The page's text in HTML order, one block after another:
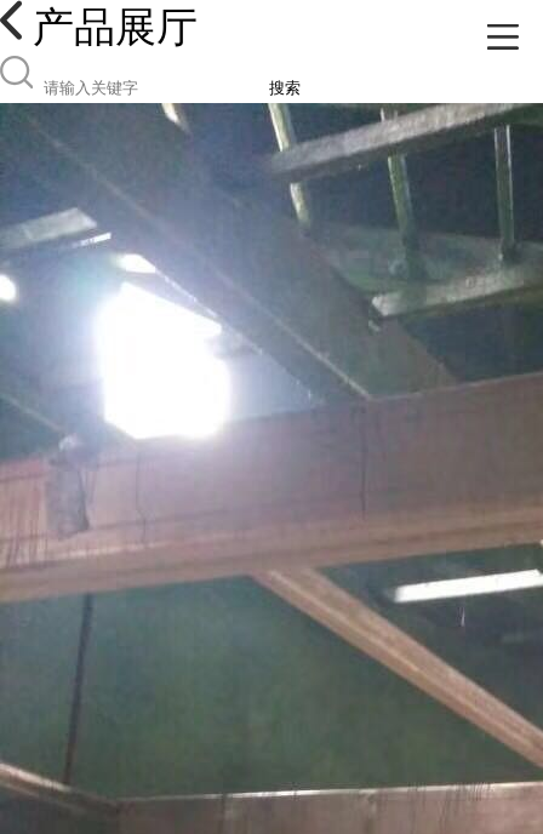
产品展厅
搜索